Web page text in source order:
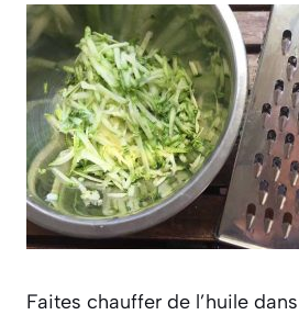
Faites chauffer de l’huile